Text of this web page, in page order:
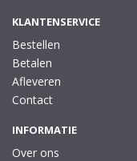
KLANTENSERVICE
Bestellen
Betalen
Afleveren
Contact
INFORMATIE
Over ons